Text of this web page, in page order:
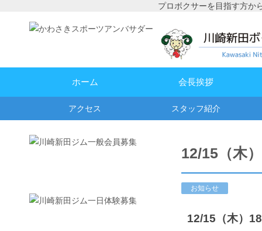
プロボクサーを目指す方か
ホーム 会長挨拶
アクセス スタッフ紹介
12/15（木
お知らせ
12/15（木）